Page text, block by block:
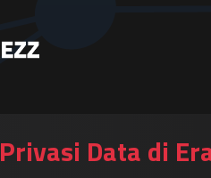
Privasi Data di